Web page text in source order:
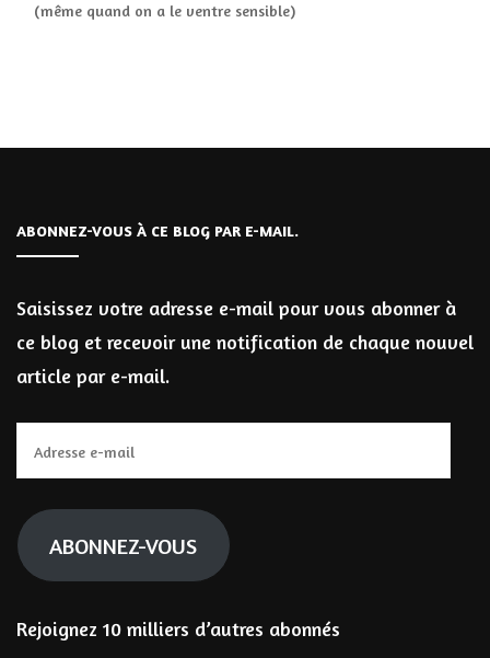
(même quand on a le ventre sensible)
ABONNEZ-VOUS À CE BLOG PAR E-MAIL.
Saisissez votre adresse e-mail pour vous abonner à
ce blog et recevoir une notification de chaque nouvel
article par e-mail.
e-
mail
ABONNEZ-VOUS
Rejoignez 10 milliers d’autres abonnés